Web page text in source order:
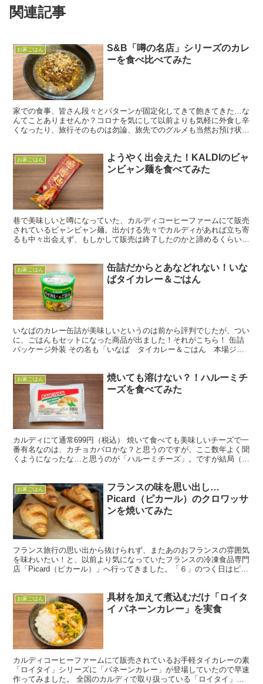
関連記事
お家ごはん
S&B「噂の名店」シリーズのカレ
ーを食べ比べてみた
家での食事、皆さん段々とパターンが固定化してきて飽きてきた…な
んてことありませんか？コロナを気にして以前よりも気軽に外食し辛
くなったり、旅行そのものは勿論、旅先でのグルメも当然お預け状
お家ごはん
ようやく出会えた！KALDIのビャ
ンビャン麺を食べてみた
巷で美味しいと噂になっていた、カルディコーヒーファームにて販売
されているビャンビャン麺。出かける先々でカルディがあれば立ち寄
るも中々出会えず、もしかして販売は終了したのかと諦めるくらいに
お家ごはん
缶詰だからとあなどれない！いな
ばタイカレー＆ごはん
いなばのカレー缶詰が美味しいというのは前から評判でしたが、つい
に、ごはんもセットになった商品が出ました！それがこちら！ 缶詰
パッケージ外装 その名も「いなば タイカレー＆ごはん 本場ジャ
お家ごはん
焼いても溶けない？！ハルーミチ
ーズを食べてみた
カルディにて通常699円（税込） 焼いて食べても美味しいチーズで一
番有名なのは、カチョカバロかな？と思うのですが、ここ数年よく聞
くようになったな…と思うのが「ハルーミチーズ」。ですが結局（意
お家ごはん
フランスの味を思い出し…
Picard（ピカール）のクロワッサ
ンを焼いてみた
フランス旅行の思い出から抜けられず、またあのおフランスの雰囲気
を味わいたい！と、以前より気になっていたフランスの冷凍食品専門
店「Picard（ピカール）」へ行ってきました。「６」のつく日はピカ
お家ごはん
具材を加えて煮込むだけ「ロイタ
イ パネーンカレー」を実食
カルディコーヒーファームにて販売されているお手軽タイカレーの素
「ロイタイ」シリーズに「パネーンカレー」が登場していたので早速
作ってみました。 全国のカルディで取り扱っている「ロイタイ」シ